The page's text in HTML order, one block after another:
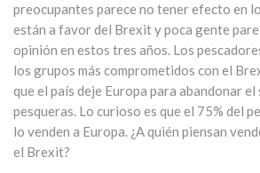
preocupantes parece no tener efecto en
están a favor del Brexit y poca gente
opinión en estos tres años. Los
los grupos más comprometidos con el
que el país deje Europa para abandonar
pesqueras. Lo curioso es que el 75% del
lo venden a Europa. ¿A quién piensan
el Brexit?